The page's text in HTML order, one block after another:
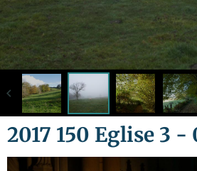
2017 150 Eglise 3 -